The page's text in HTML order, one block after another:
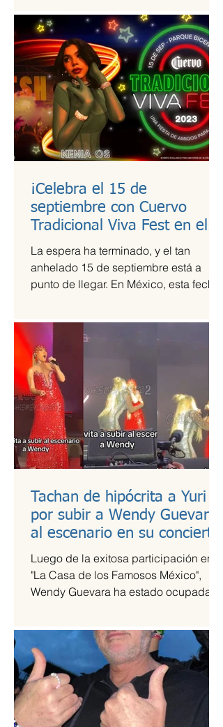
¡Celebra el 15 de
septiembre con Cuervo
Tradicional Viva Fest en el
Parque Bicentenario!
La espera ha terminado, y el tan
anhelado 15 de septiembre está a
punto de llegar. En México, esta fecha
Tachan de hipócrita a Yuri
por subir a Wendy Guevara
al escenario en su concierto
Luego de la exitosa participación en
"La Casa de los Famosos México",
Wendy Guevara ha estado ocupada